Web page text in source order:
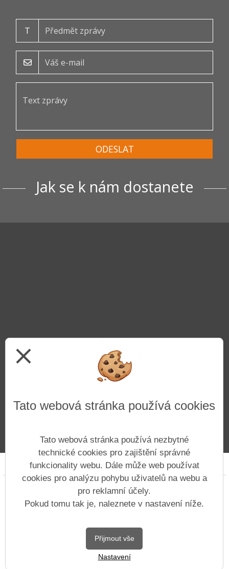
T
ODESLAT
Jak se k nám dostanete
Prohlášení o přístupnosti Mapa webu Cookies
Copyright © 2022 - 2023 Základní škola Ústí nad
Labem, Hluboká 150 &
Vitalex Group
Tvorba školních webů
Postaveno ve službě
VlastníŠkolníWeb.cz
| Na redakčním
Vitalex CMS
close
Tato webová stránka používá cookies
Tato webová stránka používá nezbytné
technické cookies pro zajištění správné
funkcionality webu. Dále může web používat
cookies pro analýzu pohybu uživatelů na webu a
pro reklamní účely.
Pokud tomu tak je, naleznete v nastavení níže.
Přijmout vše
Nastavení